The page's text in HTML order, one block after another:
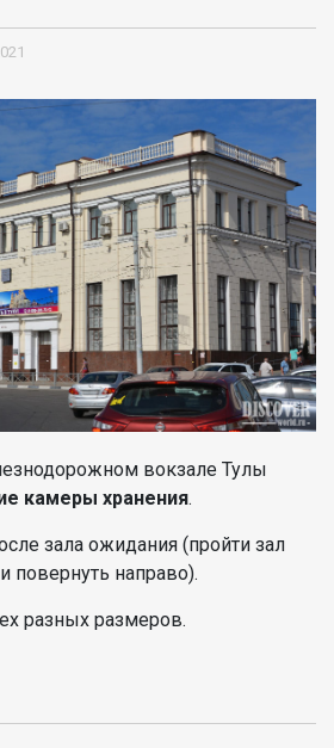
вокзале Тулы
камеры хранения.
зала ожидания (пройти зал
повернуть направо).
разных размеров.